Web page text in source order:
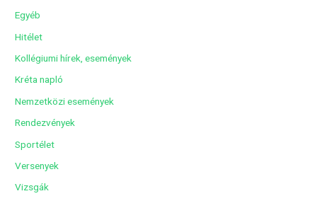
m
Egyéb
Hitélet
Kollégiumi hírek, események
Kréta napló
Nemzetközi események
Rendezvények
Sportélet
Versenyek
Vizsgák